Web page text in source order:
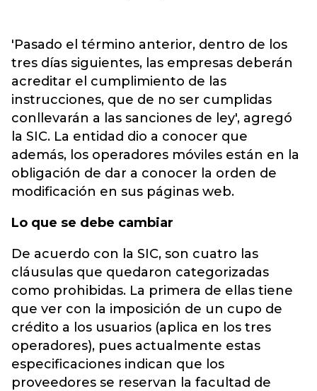
'Pasado el término anterior, dentro de los
tres días siguientes, las empresas deberán
acreditar el cumplimiento de las
instrucciones, que de no ser cumplidas
conllevarán a las sanciones de ley', agregó
la SIC. La entidad dio a conocer que
además, los operadores móviles están en la
obligación de dar a conocer la orden de
modificación en sus páginas web.
Lo que se debe cambiar
De acuerdo con la SIC, son cuatro las
cláusulas que quedaron categorizadas
como prohibidas. La primera de ellas tiene
que ver con la imposición de un cupo de
crédito a los usuarios (aplica en los tres
operadores), pues actualmente estas
especificaciones indican que los
proveedores se reservan la facultad de